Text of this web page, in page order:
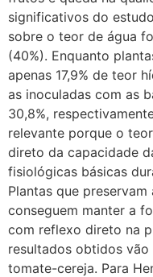
significativos do
sobre o teor de água
(40%). Enquanto
apenas 17,9% de teor
as inoculadas com as
30,8%,
relevante porque o
direto da capacidade
fisiológicas básicas
Plantas que
conseguem manter a
com reflexo direto na
resultados obtidos
tomate-cereja. Para